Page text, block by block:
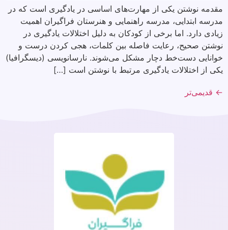
مقدمه نوشتن یکی از مهارت‌های اساسی در یادگیری است که در
مدرسه ابتدایی، مدرسه راهنمایی و هنرستان فراگیران اهمیت
زیادی دارد. اما برخی از کودکان به دلیل اختلالات یادگیری در
نوشتن صحیح، رعایت فاصله بین کلمات، هجی کردن درست و
خوانایی دست‌خط دچار مشکل می‌شوند. نارسانویسی (دیسگرافیا)
یکی از اختلالات یادگیری مرتبط با نوشتن است […]
← قدیمی‌تر